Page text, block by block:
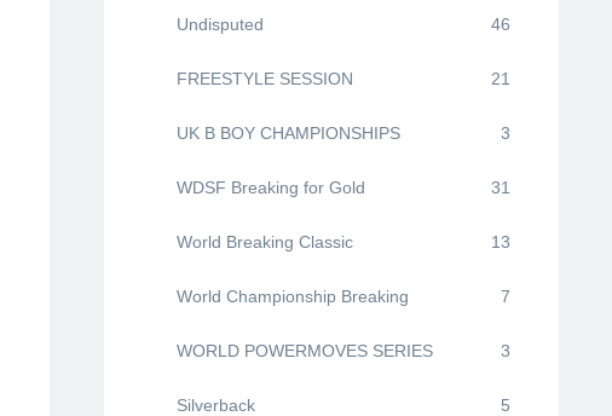
Undisputed 46
FREESTYLE SESSION 21
UK B BOY CHAMPIONSHIPS 3
WDSF Breaking for Gold 31
World Breaking Classic 13
World Championship Breaking 7
WORLD POWERMOVES SERIES 3
Silverback 5